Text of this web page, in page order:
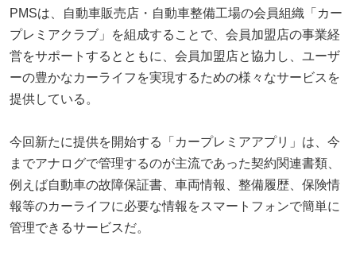
PMSは、自動車販売店・自動車整備工場の会員組織「カー
プレミアクラブ」を組成することで、会員加盟店の事業経
営をサポートするとともに、会員加盟店と協力し、ユーザ
ーの豊かなカーライフを実現するための様々なサービスを
提供している。
今回新たに提供を開始する「カープレミアアプリ」は、今
までアナログで管理するのが主流であった契約関連書類、
例えば自動車の故障保証書、車両情報、整備履歴、保険情
報等のカーライフに必要な情報をスマートフォンで簡単に
管理できるサービスだ。